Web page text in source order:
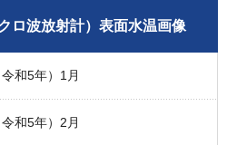
ロ波放射計）表面水温画像
和5年）1月
和5年）2月